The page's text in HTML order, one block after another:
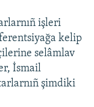
işleri
kelip
selâmlav
İsmail
şimdiki